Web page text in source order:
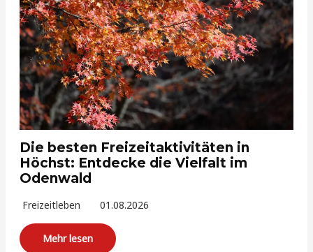
Die besten Freizeitaktivitäten in
Höchst: Entdecke die Vielfalt im
Odenwald
Freizeitleben 01.08.2026
Mehr lesen